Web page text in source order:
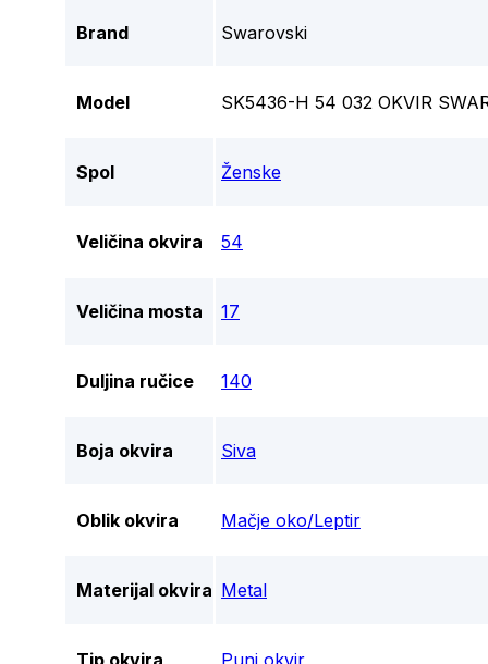
Brand Swarovski
Model SK5436-H 54 032 OKVIR
Spol Ženske
Veličina okvira 54
Veličina mosta 17
Duljina ručice 140
Boja okvira Siva
Oblik okvira Mačje oko/Leptir
Materijal okvira Metal